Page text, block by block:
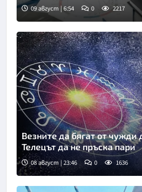
09 август | 6:54 0 2217
Везните да бягат от чужди
Телецът да не пръска пари
08 август | 23:46 0 1636